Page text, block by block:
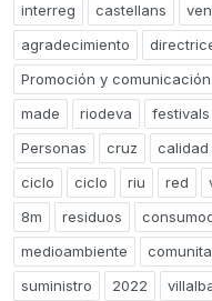
interreg
castellans
agradecimiento
Promoción y comunicación
made
riodeva festivals
Personas
cruz calidad
ciclo
ciclo riu red
8m
residuos
medioambiente
suministro
2022